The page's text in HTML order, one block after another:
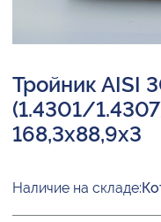
Тройник AISI
(1.4301/
168,3х88,9х3
Наличие на складе: